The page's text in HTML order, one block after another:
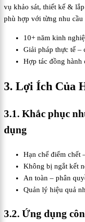
vụ khảo sát, thiết kế &
phù hợp với từng nhu
10+ năm kinh
Giải pháp thực tế –
Hợp tác đồng hành
3. Lợi Ích Của
3.1. Khắc phục
dụng
Hạn chế điểm chết
Không bị ngắt kết
An toàn – phân
Quản lý hiệu quả
3.2. Ứng dụng